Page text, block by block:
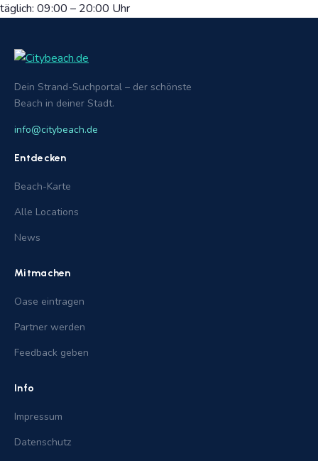
täglich: 09:00 – 20:00 Uhr
Dein Strand-Suchportal – der schönste
Beach in deiner Stadt.
info@citybeach.de
Entdecken
Beach-Karte
Alle Locations
News
Mitmachen
Oase eintragen
Partner werden
Feedback geben
Info
Impressum
Datenschutz